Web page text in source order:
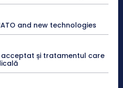
and new technologies
și tratamentul care